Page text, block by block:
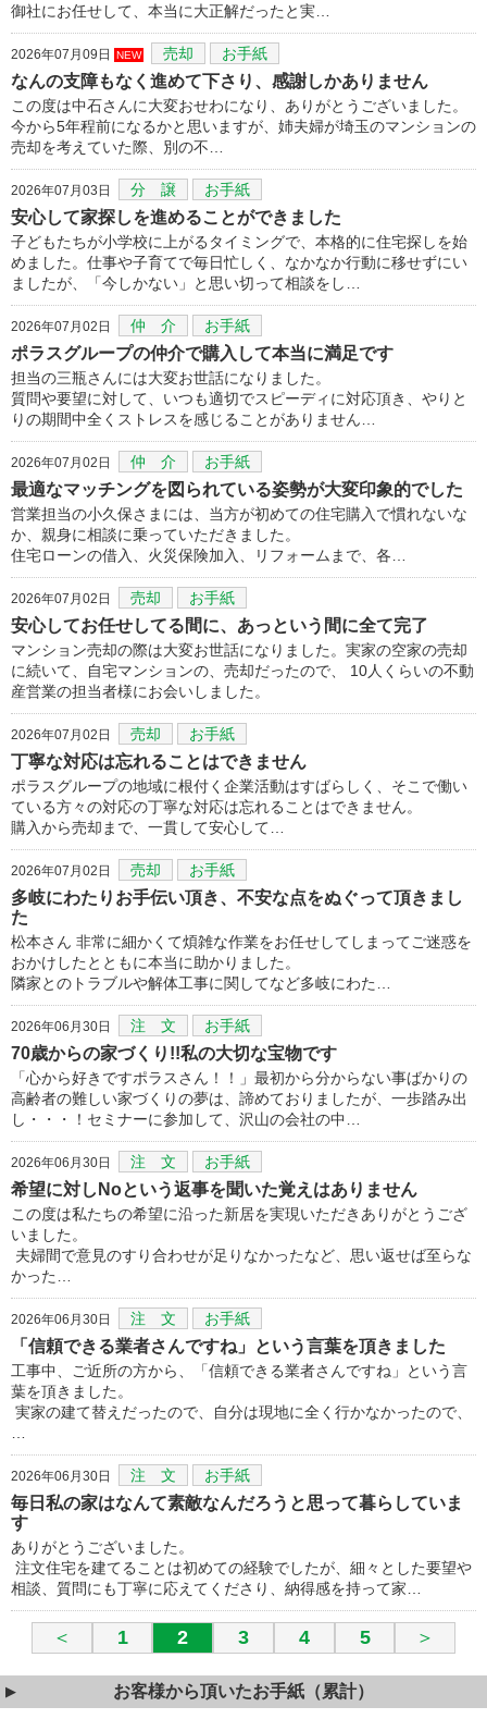
御社にお任せして、本当に大正解だったと実…
2026年07月09日 NEW 売却 お手紙
なんの支障もなく進めて下さり、感謝しかありません
この度は中石さんに大変おせわになり、ありがとうございました。
今から5年程前になるかと思いますが、姉夫婦が埼玉のマンションの
売却を考えていた際、別の不…
2026年07月03日 分 譲 お手紙
安心して家探しを進めることができました
子どもたちが小学校に上がるタイミングで、本格的に住宅探しを始
めました。仕事や子育てで毎日忙しく、なかなか行動に移せずにい
ましたが、「今しかない」と思い切って相談をし…
2026年07月02日 仲 介 お手紙
ポラスグループの仲介で購入して本当に満足です
担当の三瓶さんには大変お世話になりました。
質問や要望に対して、いつも適切でスピーディに対応頂き、やりと
りの期間中全くストレスを感じることがありません…
2026年07月02日 仲 介 お手紙
最適なマッチングを図られている姿勢が大変印象的でした
営業担当の小久保さまには、当方が初めての住宅購入で慣れないな
か、親身に相談に乗っていただきました。
住宅ローンの借入、火災保険加入、リフォームまで、各…
2026年07月02日 売却 お手紙
安心してお任せしてる間に、あっという間に全て完了
マンション売却の際は大変お世話になりました。実家の空家の売却
に続いて、自宅マンションの、売却だったので、 10人くらいの不動
産営業の担当者様にお会いしました。
2026年07月02日 売却 お手紙
丁寧な対応は忘れることはできません
ポラスグループの地域に根付く企業活動はすばらしく、そこで働い
ている方々の対応の丁寧な対応は忘れることはできません。
購入から売却まで、一貫して安心して…
2026年07月02日 売却 お手紙
多岐にわたりお手伝い頂き、不安な点をぬぐって頂きまし
た
松本さん 非常に細かくて煩雑な作業をお任せしてしまってご迷惑を
おかけしたとともに本当に助かりました。
隣家とのトラブルや解体工事に関してなど多岐にわた…
2026年06月30日 注 文 お手紙
70歳からの家づくり!!私の大切な宝物です
「心から好きですポラスさん！！」最初から分からない事ばかりの
高齢者の難しい家づくりの夢は、諦めておりましたが、一歩踏み出
し・・・！セミナーに参加して、沢山の会社の中…
2026年06月30日 注 文 お手紙
希望に対しNoという返事を聞いた覚えはありません
この度は私たちの希望に沿った新居を実現いただきありがとうござ
いました。
夫婦間で意見のすり合わせが足りなかったなど、思い返せば至らな
かった…
2026年06月30日 注 文 お手紙
「信頼できる業者さんですね」という言葉を頂きました
工事中、ご近所の方から、「信頼できる業者さんですね」という言
葉を頂きました。
実家の建て替えだったので、自分は現地に全く行かなかったので、
2026年06月30日 注 文 お手紙
毎日私の家はなんて素敵なんだろうと思って暮らしていま
す
ありがとうございました。
注文住宅を建てることは初めての経験でしたが、細々とした要望や
相談、質問にも丁寧に応えてくださり、納得感を持って家…
＜ 1 2 3 4 5 ＞
お客様から頂いたお手紙（累計）